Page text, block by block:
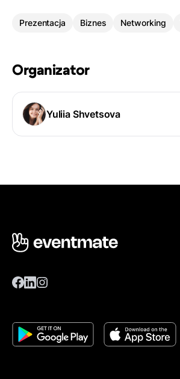
Prezentacja Biznes Networking
Organizator
Yuliia Shvetsova